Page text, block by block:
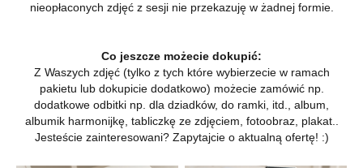
nieopłaconych zdjęć z sesji nie przekazuję w żadnej formie.
Co jeszcze możecie dokupić:
Z Waszych zdjęć (tylko z tych które wybierzecie w ramach
pakietu lub dokupicie dodatkowo) możecie zamówić np.
dodatkowe odbitki np. dla dziadków, do ramki, itd., album,
albumik harmonijkę, tabliczkę ze zdjęciem, fotoobraz, plakat..
Jesteście zainteresowani? Zapytajcie o aktualną ofertę! :)